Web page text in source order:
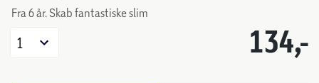
Fra 6 år. Skab fantastiske slim
134,-
1